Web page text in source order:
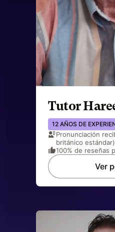
Tutor
12 AÑOS DE
Pronunciación
británico estándar)
100% de reseñas
Ver